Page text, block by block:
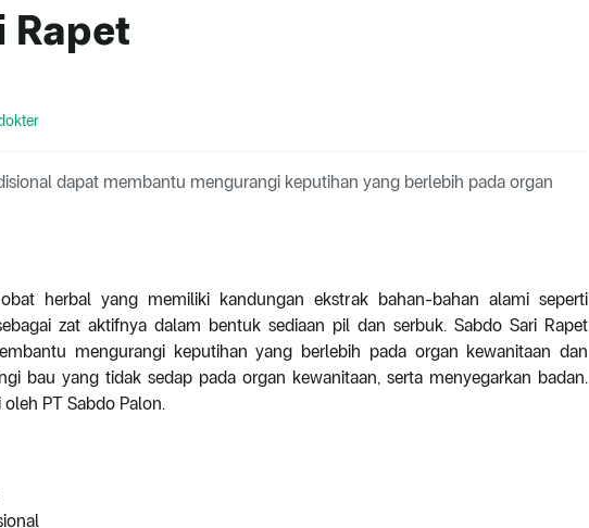
Rapet
dapat membantu mengurangi keputihan yang berlebih pada organ
herbal yang memiliki kandungan ekstrak bahan-bahan alami seperti
zat aktifnya dalam bentuk sediaan pil dan serbuk. Sabdo Sari Rapet
mengurangi keputihan yang berlebih pada organ kewanitaan dan
bau yang tidak sedap pada organ kewanitaan, serta menyegarkan badan.
PT Sabdo Palon.